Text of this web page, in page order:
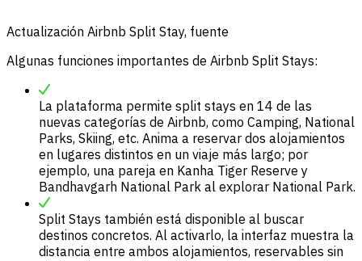
Actualización Airbnb Split Stay, fuente
Algunas funciones importantes de Airbnb Split Stays:
La plataforma permite split stays en 14 de las
nuevas categorías de Airbnb, como Camping, National
Parks, Skiing, etc. Anima a reservar dos alojamientos
en lugares distintos en un viaje más largo; por
ejemplo, una pareja en Kanha Tiger Reserve y
Bandhavgarh National Park al explorar National Park.
Split Stays también está disponible al buscar
destinos concretos. Al activarlo, la interfaz muestra la
distancia entre ambos alojamientos, reservables sin